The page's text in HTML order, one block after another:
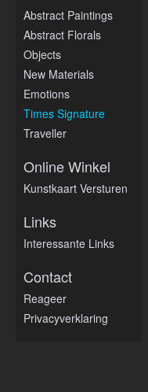
Abstract Paintings
Abstract Florals
Objects
New Materials
Emotions
Times Signature
Traveller
Online Winkel
Kunstkaart Versturen
Links
Interessante Links
Contact
Reageer
Privacyverklaring